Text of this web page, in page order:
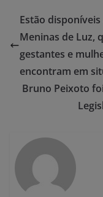
Estão
Meninas de Luz,
gestantes e
encontram em
Bruno Peixoto